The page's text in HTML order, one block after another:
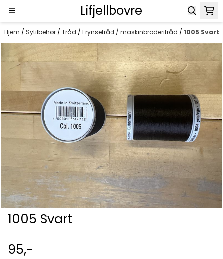
Hopp til innhold Lifjellbovre
Hjem / Sytilbehør / Tråd / Frynsetråd / maskinbroderitråd / 1005 Svart
1005 Svart
95,-